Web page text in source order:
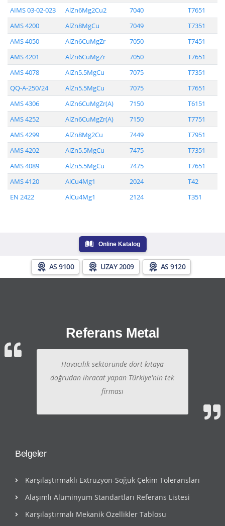
AIMS 03-02-023
AlZn6Mg2Cu2 7040
T7651
AMS 4200
AlZn8MgCu 7049
T7351
AMS 4050
AlZn6CuMgZr 7050
T7451
AMS 4201
AlZn6CuMgZr 7050
T7651
AMS 4078
AlZn5.5MgCu 7075
T7351
QQ-A-250/24
AlZn5.5MgCu 7075
T7651
AMS 4306
AlZn6CuMgZr(A) 7150
T6151
AMS 4252
AlZn6CuMgZr(A) 7150
T7751
AMS 4299
AlZn8Mg2Cu 7449
T7951
AMS 4202
AlZn5.5MgCu 7475
T7351
AMS 4089
AlZn5.5MgCu 7475
T7651
AMS 4120
AlCu4Mg1 2024
T42
EN 2422
AlCu4Mg1 2124 T351
Online Katalog
AS 9100 UZAY 2009 AS 9120
Referans Metal
Havacılık sektöründe dört kıtaya
doğrudan ihracat yapan Türkiye'nin tek
firması
Belgeler
Karşılaştırmaklı Extrüzyon-Soğuk Çekim Toleransları
Alaşımlı Alüminyum Standartları Referans Listesi
Karşılaştırmalı Mekanik Özellikler Tablosu